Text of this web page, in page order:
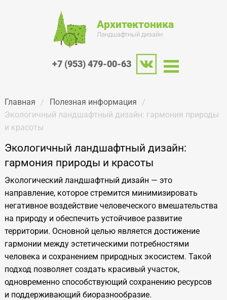
Архитектоника
Ландшафтный дизайн
+7 (953) 479-00-63
Главная
Полезная информация
Экологичный ландшафтный дизайн: гармония природы
и красоты
Экологичный ландшафтный дизайн:
гармония природы и красоты
Экологический ландшафтный дизайн — это
направление, которое стремится минимизировать
негативное воздействие человеческого вмешательства
на природу и обеспечить устойчивое развитие
территории. Основной целью является достижение
гармонии между эстетическими потребностями
человека и сохранением природных экосистем. Такой
подход позволяет создать красивый участок,
одновременно способствующий сохранению ресурсов
и поддерживающий биоразнообразие.